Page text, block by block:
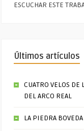
ESCUCHAR ESTE
Últimos artículos
CUATRO VELOS DE
DEL ARCO REAL
LA PIEDRA BOVEDA